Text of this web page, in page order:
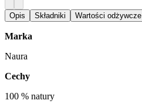
Opis Składniki Wartości odżywcze
Marka
Naura
Cechy
100 % natury